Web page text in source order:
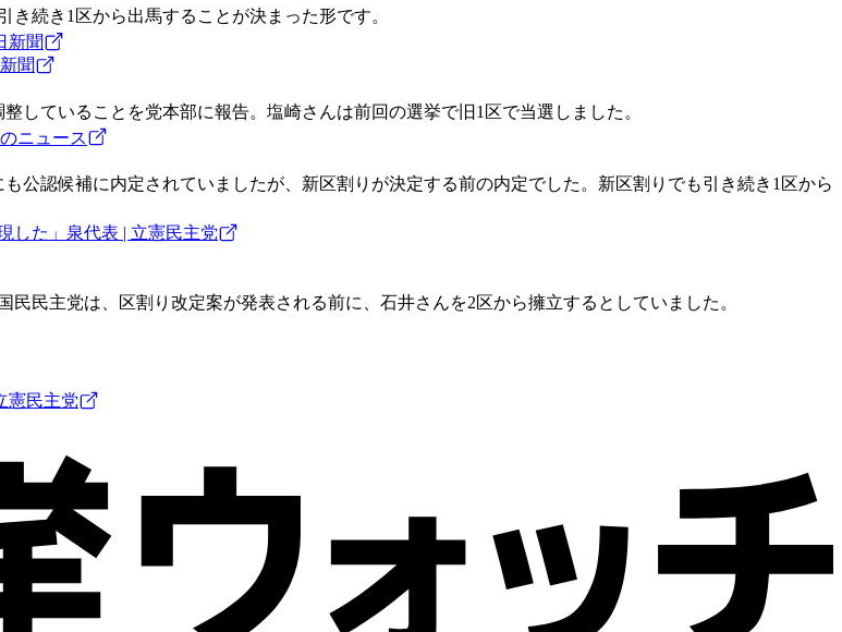
続き1区から出馬することが決まった形です。
新聞
聞
していることを党本部に報告。塩崎さんは前回の選挙で旧1区で当選しました。
ニュース
公認候補に内定されていましたが、新区割りが決定する前の内定でした。新区割りでも引き続き1区から
した」泉代表 | 立憲民主党
国民民主党は、区割り改定案が発表される前に、石井さんを2区から擁立するとしていました。
憲民主党